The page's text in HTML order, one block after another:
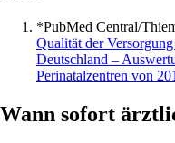
*PubMed Central/
Qualität der
Deutschland –
Perinatalzentren von
Wann sofort